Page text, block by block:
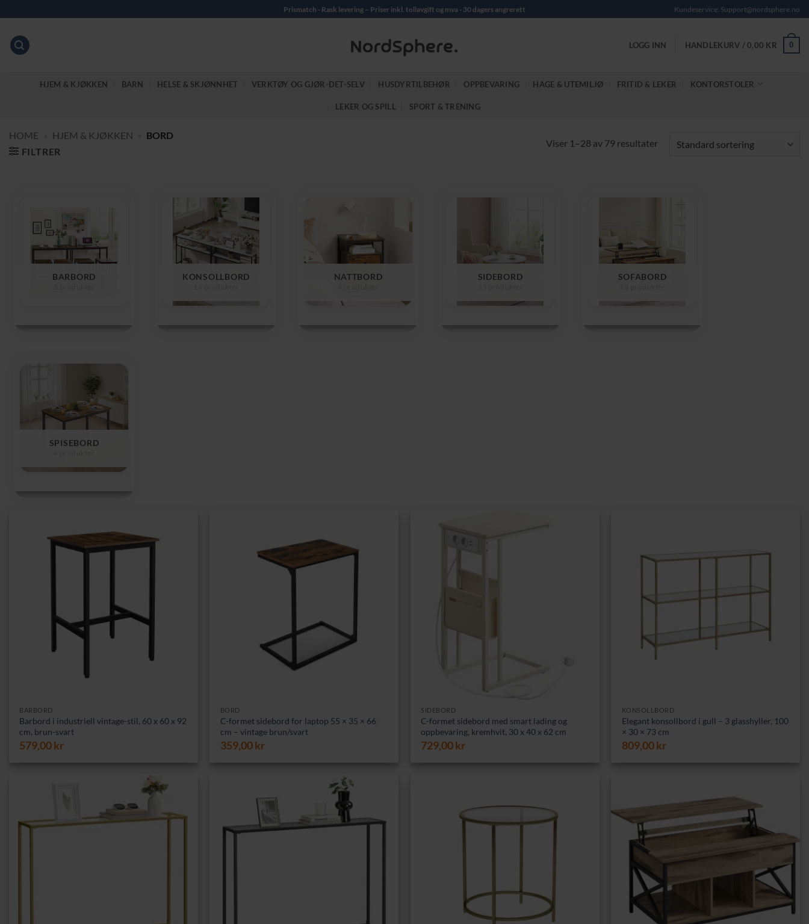
to
content
Prismatch - Rask levering – Priser inkl. tollavgift og mva - 30 dagers angrerett Kundeservice: Support@nordsphere.no
LOGG INN HANDLEKURV /0,00 KR 0
HJEM & KJØKKEN BARN HELSE & SKJØNNHET VERKTØY OG GJØR-DET-SELV HUSDYRTILBEHØR OPPBEVARING HAGE & UTEMILJØ FRITID & LEKER KONTORSTOLER
LEKER OG SPILL SPORT & TRENING
HOME HJEM & KJØKKEN
BORD
FILTRER
Viser 1–28 av 79 resultater
BARBORD KONSOLLBORD NATTBORD SIDEBORD SOFABORD
SPISEBORD
BARBORD
Barbord i industriell vintage-stil, 60 x 60 x 92
cm, brun-svart
579,00kr
BORD
C-formet sidebord for laptop 55 × 35 × 66
cm – vintage brun/svart
359,00kr
SIDEBORD
C-formet sidebord med smart lading og
oppbevaring, kremhvit, 30 x 40 x 62 cm
729,00kr
KONSOLLBORD
Elegant konsollbord i gull – 3 glasshyller, 100
× 30 × 73 cm
809,00kr